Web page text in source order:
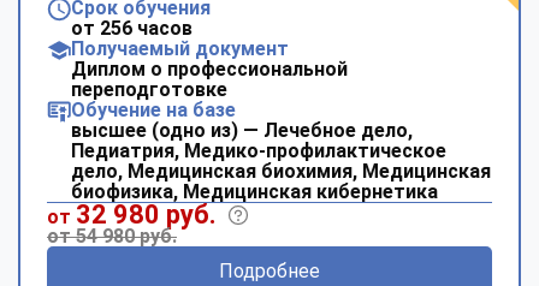
Срок обучения
от 256 часов
Получаемый документ
Диплом о профессиональной
переподготовке
Обучение на базе
высшее (одно из) — Лечебное дело,
Педиатрия, Медико-профилактическое
дело, Медицинская биохимия, Медицинская
биофизика, Медицинская кибернетика
от 32 980 руб.
от 54 980 руб.
Подробнее